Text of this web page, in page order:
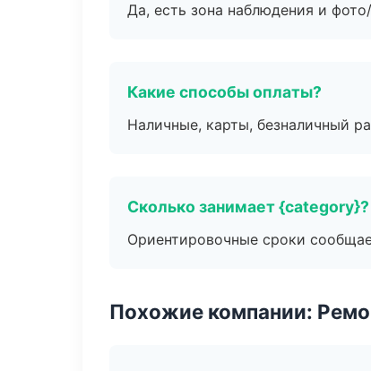
Да, есть зона наблюдения и
Какие способы оплаты?
Наличные, карты, безналичный
Сколько занимает {category}?
Ориентировочные сроки
Похожие компании: